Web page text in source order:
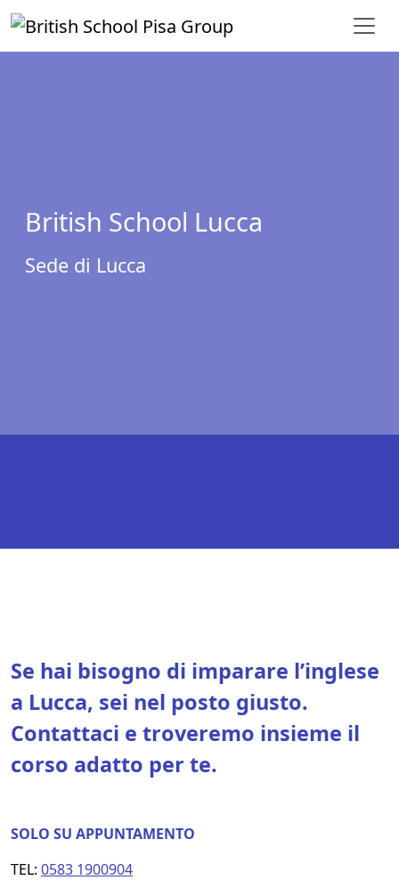
Vai al contenuto
British School Lucca
Sede di Lucca
Se hai bisogno di imparare l’inglese
a Lucca, sei nel posto giusto.
Contattaci e troveremo insieme il
corso adatto per te.
SOLO SU APPUNTAMENTO
TEL: 0583 1900904